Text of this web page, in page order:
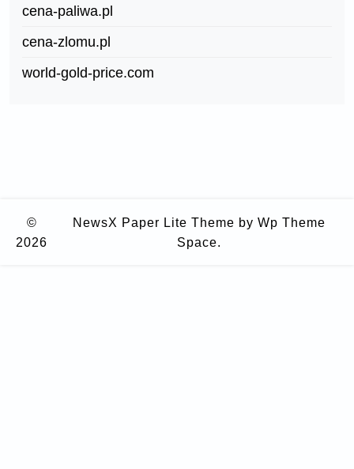
cena-paliwa.pl
cena-zlomu.pl
world-gold-price.com
©
2026
NewsX Paper Lite Theme by Wp Theme
Space.